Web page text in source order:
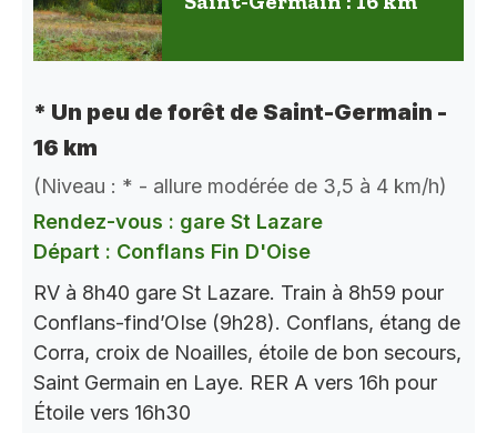
* Un peu de forêt de Saint-Germain -
16 km
(Niveau : * - allure modérée de 3,5 à 4 km/h)
Rendez-vous : gare St Lazare
Départ : Conflans Fin D'Oise
RV à 8h40 gare St Lazare. Train à 8h59 pour
Conflans-find’OIse (9h28). Conflans, étang de
Corra, croix de Noailles, étoile de bon secours,
Saint Germain en Laye. RER A vers 16h pour
Étoile vers 16h30